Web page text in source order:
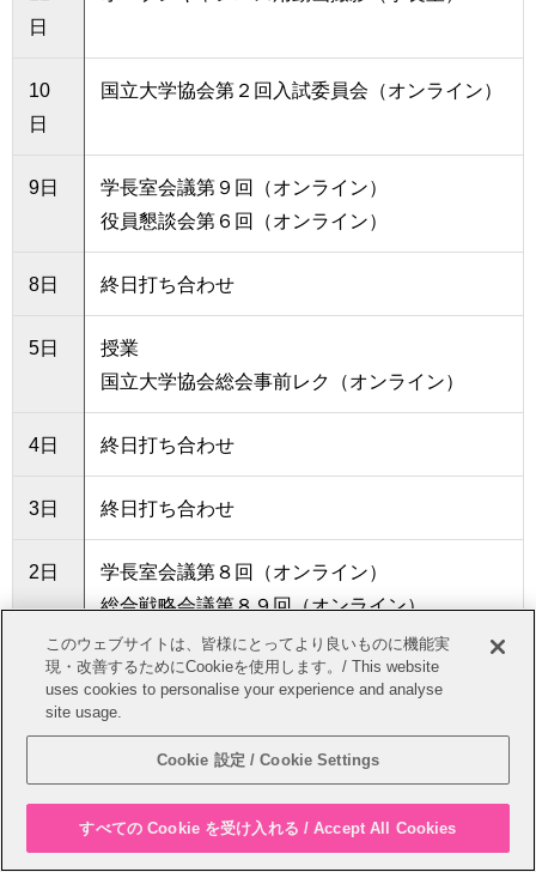
日
10
日
国立大学協会第２回入試委員会（オンライン）
9日
学長室会議第９回（オンライン）
役員懇談会第６回（オンライン）
8日 終日打ち合わせ
5日
授業
国立大学協会総会事前レク（オンライン）
4日 終日打ち合わせ
3日 終日打ち合わせ
2日
学長室会議第８回（オンライン）
総合戦略会議第８９回（オンライン）
教育研究評議会第１９９回（オンライン）
役員会第６３８回（オンライン）
1日 終日打ち合わせ
このウェブサイトは、皆様にとってより良いものに機能実
現・改善するためにCookieを使用します。/ This website
uses cookies to personalise your experience and analyse
site usage.
Cookie 設定 / Cookie Settings
すべての Cookie を受け入れる / Accept All Cookies